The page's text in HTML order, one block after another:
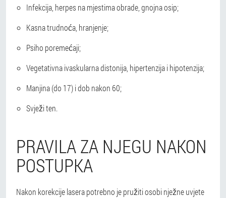
Infekcija, herpes na mjestima obrade, gnojna osip;
Kasna trudnoća, hranjenje;
Psiho poremećaji;
Vegetativna ivaskularna distonija, hipertenzija i hipotenzija;
Manjina (do 17) i dob nakon 60;
Svježi ten.
PRAVILA ZA NJEGU NAKON
POSTUPKA
Nakon korekcije lasera potrebno je pružiti osobi nježne uvjete